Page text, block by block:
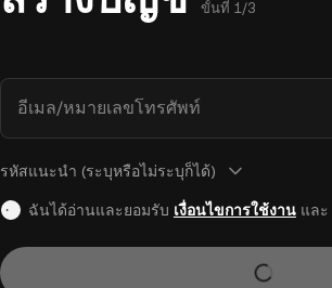
ขั้นที่ 1/3
อีเมล/หมายเลขโทรศัพท์
รหัสแนะนำ (ระบุหรือไม่ระบุก็ได้)
ฉันได้อ่านและยอมรับ เงื่อนไขการใช้งานและ